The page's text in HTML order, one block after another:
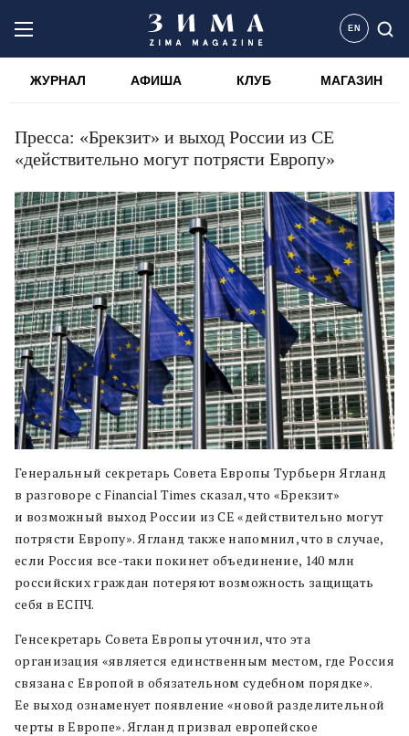
EN
ЖУРНАЛ АФИША КЛУБ МАГАЗИН
Пресса: «Брекзит» и выход России из СЕ
«действительно могут потрясти Европу»
Генеральный секретарь Совета Европы Турбьерн Ягланд
в разговоре с Financial Times сказал, что «Брекзит»
и возможный выход России из СЕ «действительно могут
потрясти Европу». Ягланд также напомнил, что в случае,
если Россия все-таки покинет объединение, 140 млн
российских граждан потеряют возможность защищать
себя в ЕСПЧ.
Генсекретарь Совета Европы уточнил, что эта
организация «является единственным местом, где Россия
связана с Европой в обязательном судебном порядке».
Ее выход ознаменует появление «новой разделительной
черты в Европе». Ягланд призвал европейское